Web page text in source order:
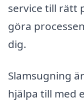
service till rätt
göra
dig.
Slamsugning
hjälpa till med